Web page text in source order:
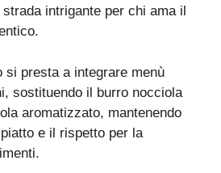
strada intrigante per chi ama il
si presta a integrare menù
sostituendo il burro nocciola
aromatizzato, mantenendo
e il rispetto per la